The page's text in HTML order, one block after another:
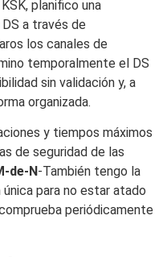
planifico una
a través de
los canales de
temporalmente el DS
sin validación y, a
organizada.
y tiempos máximos
de seguridad de las
de-N -También tengo la
para no estar atado
periódicamente